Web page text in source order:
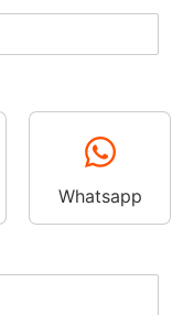
Whatsapp